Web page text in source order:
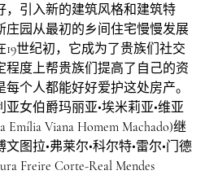
，引入新的建筑风格和建筑特
庄园从最初的乡间住宅慢慢发展
世纪初，它成为了贵族们社交
程度上帮贵族们提高了自己的资
个人都能好好爱护这处房产。
女伯爵玛丽亚•埃米莉亚•维亚
Emília Viana Homem Machado)继
图拉•弗莱尔•科尔特•雷尔•门德
Freire Corte-Real Mendes